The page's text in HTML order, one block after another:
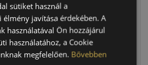
148 170 Ft
Kosárba
sütiket használ a
élmény javítása érdekében. A
használatával Ön hozzájárul
használatához, a Cookie
megfelelően. Bővebben